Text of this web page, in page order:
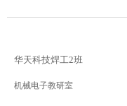
华天科技焊工2班
机械电子教研室